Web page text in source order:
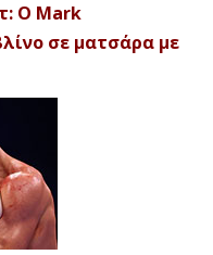
Ο Mark
σε ματσάρα με